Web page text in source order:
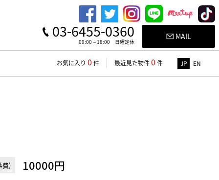
03-6455-0360
09:00～18:00 日曜定休
MAIL
お気に入り 0 件 最近見た物件0 件 JP EN
費) 10000円